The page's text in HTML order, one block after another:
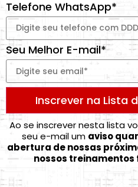
Telefone WhatsApp*
Seu Melhor E-mail*
Inscrever na Lista
Ao se inscrever nesta lista
seu e-mail um aviso
abertura de nossas
nossos treinamentos